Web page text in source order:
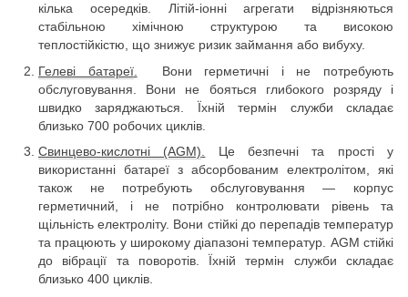
кілька осередків. Літій-іонні агрегати відрізняються
стабільною хімічною структурою та високою
теплостійкістю, що знижує ризик займання або вибуху.
Гелеві батареї.
Вони герметичні і не потребують
обслуговування. Вони не бояться глибокого розряду і
швидко заряджаються. Їхній термін служби складає
близько 700 робочих циклів.
Свинцево-кислотні (AGM)
Це безпечні та прості у
використанні батареї з абсорбованим електролітом, які
також не потребують обслуговування — корпус
герметичний, і не потрібно контролювати рівень та
щільність електроліту. Вони стійкі до перепадів температур
та працюють у широкому діапазоні температур. AGM стійкі
до вібрації та поворотів. Їхній термін служби складає
близько 400 циклів.